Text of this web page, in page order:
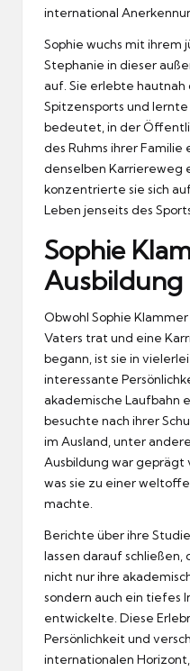
international
Sophie wuchs mit ihrem
Stephanie in dieser
auf. Sie erlebte
Spitzensports und lernte
bedeutet, in der
des Ruhms ihrer Familie
denselben Karriereweg
konzentrierte sie sich
Leben jenseits des
Sophie
Obwohl Sophie
Vaters trat und eine
begann, ist sie in
interessante
akademische Laufbahn
besuchte nach ihrer
im Ausland, unter
Ausbildung war geprägt
was sie zu einer
machte.
Berichte über ihre
lassen darauf schließen,
nicht nur ihre
sondern auch ein tiefes
entwickelte. Diese
Persönlichkeit und
internationalen